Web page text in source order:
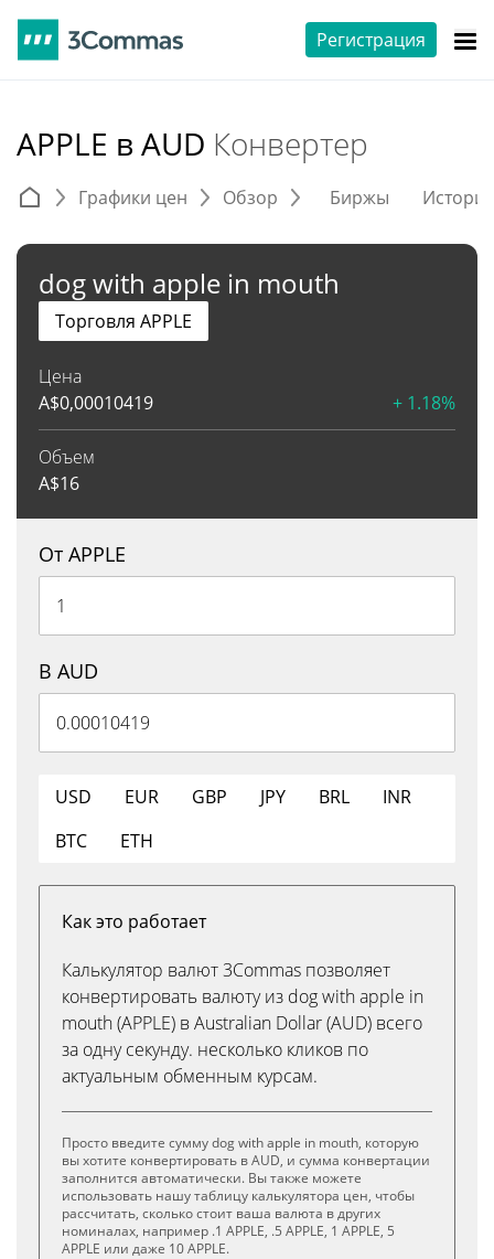
Регистрация
APPLE в AUD Конвертер
Графики цен Обзор Биржы
dog with apple in mouth
Цена
A$0,00010419 + 1.18%
Объем
A$16
Торговля APPLE
От APPLE
В AUD
USD EUR GBP JPY BRL
INR
BTC
ETH
Как это работает
Калькулятор валют 3Commas позволяет
конвертировать валюту из dog with apple in
mouth (APPLE) в Australian Dollar (AUD) всего
за одну секунду. несколько кликов по
актуальным обменным курсам.
Просто введите сумму dog with apple in mouth, которую
вы хотите конвертировать в AUD, и сумма конвертации
заполнится автоматически. Вы также можете
использовать нашу таблицу калькулятора цен, чтобы
рассчитать, сколько стоит ваша валюта в других
номиналах, например .1 APPLE, .5 APPLE, 1 APPLE, 5
APPLE или даже 10 APPLE.